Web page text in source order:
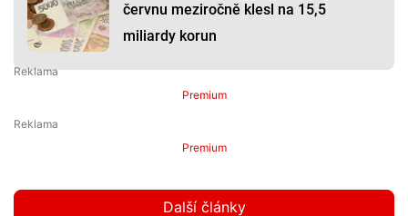
červnu meziročně klesl na 15,5
miliardy korun
Premium
Premium
Další články